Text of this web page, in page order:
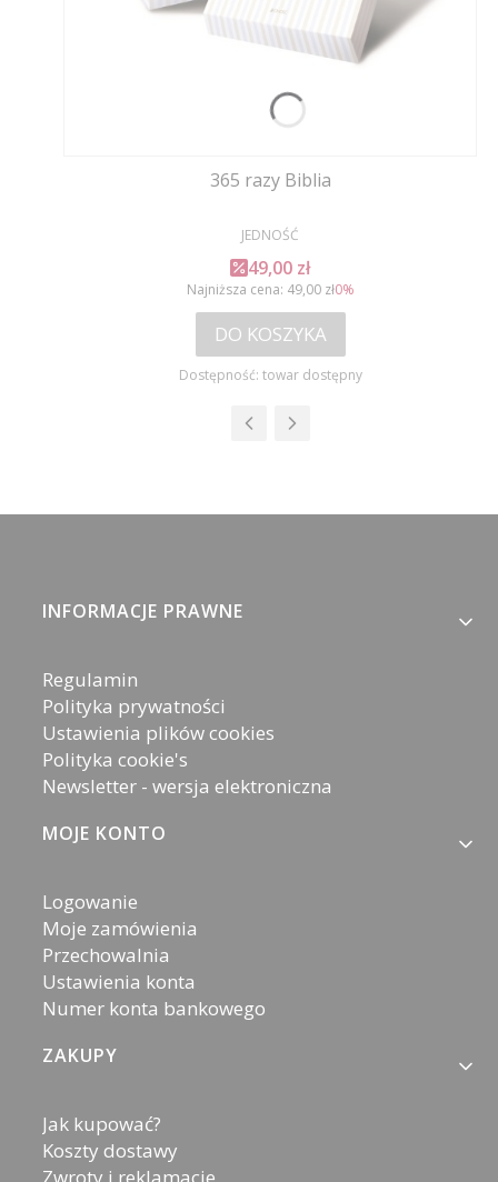
365 razy Biblia
PRODUCENT
JEDNOŚĆ
Cena promocyjna
49,00 zł
Najniższa cena: 49,00 zł0%
DO KOSZYKA
Dostępność: towar dostępny
Linki w stopce
INFORMACJE PRAWNE
Regulamin
Polityka prywatności
Ustawienia plików cookies
Polityka cookie's
Newsletter - wersja elektroniczna
MOJE KONTO
Logowanie
Moje zamówienia
Przechowalnia
Ustawienia konta
Numer konta bankowego
ZAKUPY
Jak kupować?
Koszty dostawy